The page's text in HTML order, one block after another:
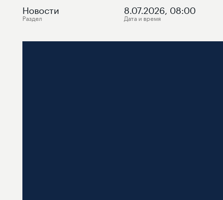
Новости
Раздел
8.07.2026, 08:00
Дата и время